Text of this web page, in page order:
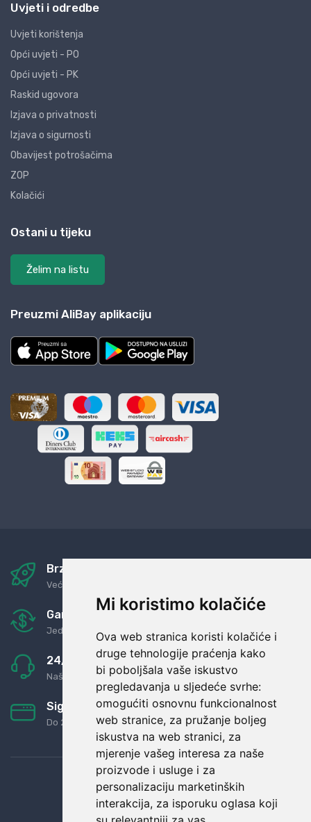
Mi koristimo kolačiće
Ova web stranica koristi kolačiće i
druge tehnologije praćenja kako
bi poboljšala vaše iskustvo
pregledavanja u sljedeće svrhe:
omogućiti osnovnu funkcionalnost
web stranice, za pružanje boljeg
iskustva na web stranici, za
mjerenje vašeg interesa za naše
proizvode i usluge i za
personalizaciju marketinških
interakcija, za isporuku oglasa koji
Uvjeti i odredbe
Uvjeti korištenja
Opći uvjeti - PO
Opći uvjeti - PK
Raskid ugovora
Izjava o privatnosti
Izjava o sigurnosti
Obavijest potrošačima
ZOP
Kolačići
Ostani u tijeku
Želim na listu
Preuzmi AliBay aplikaciju
Brza i sigurna dostava
Već za nekoliko dana kod vas
Garancija u povrat novaca
Jednostavno pravilo: Roba za novac
24/7 odlična podrška
Naši agenti uvijek na raspolaganju
Sigurno obročno plaćanje
Do 24 rata bez kamata